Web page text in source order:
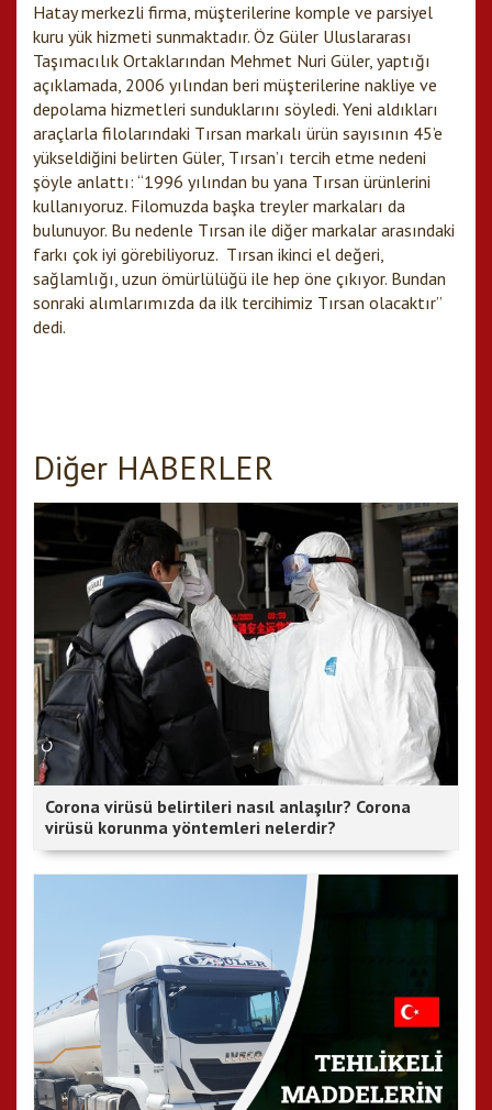
Hatay merkezli firma, müşterilerine komple ve parsiyel
kuru yük hizmeti sunmaktadır. Öz Güler Uluslararası
Taşımacılık Ortaklarından Mehmet Nuri Güler, yaptığı
açıklamada, 2006 yılından beri müşterilerine nakliye ve
depolama hizmetleri sunduklarını söyledi. Yeni aldıkları
araçlarla filolarındaki Tırsan markalı ürün sayısının 45’e
yükseldiğini belirten Güler, Tırsan’ı tercih etme nedeni
şöyle anlattı: “1996 yılından bu yana Tırsan ürünlerini
kullanıyoruz. Filomuzda başka treyler markaları da
bulunuyor. Bu nedenle Tırsan ile diğer markalar arasındaki
farkı çok iyi görebiliyoruz. Tırsan ikinci el değeri,
sağlamlığı, uzun ömürlülüğü ile hep öne çıkıyor. Bundan
sonraki alımlarımızda da ilk tercihimiz Tırsan olacaktır”
dedi.
Diğer HABERLER
Corona virüsü belirtileri nasıl anlaşılır? Corona
virüsü korunma yöntemleri nelerdir?